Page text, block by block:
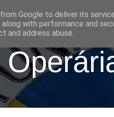
Google to deliver its
along with performance and
and address abuse.